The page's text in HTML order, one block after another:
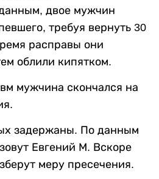
двое мужчин
требуя вернуть 30
расправы они
облили кипятком.
мужчина скончался на
задержаны. По данным
Евгений М. Вскоре
меру пресечения.